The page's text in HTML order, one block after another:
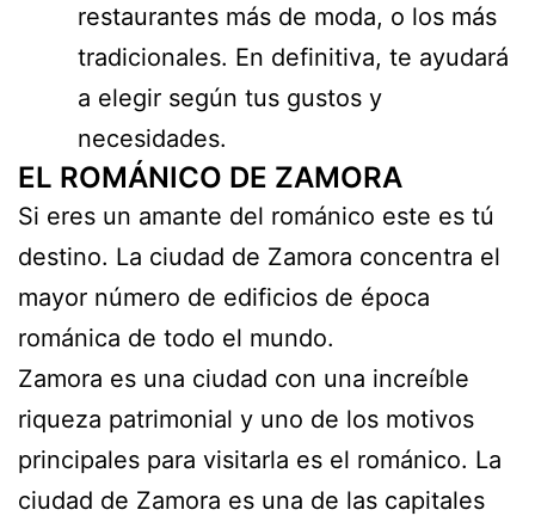
restaurantes más de moda, o los más
tradicionales. En definitiva, te ayudará
a elegir según tus gustos y
necesidades.
EL ROMÁNICO DE ZAMORA
Si eres un amante del románico este es tú
destino. La ciudad de Zamora concentra el
mayor número de edificios de época
románica de todo el mundo.
Zamora es una ciudad con una increíble
riqueza patrimonial y uno de los motivos
principales para visitarla es el románico. La
ciudad de Zamora es una de las capitales